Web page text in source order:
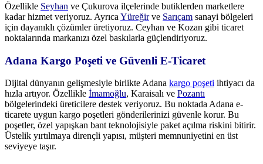
Özellikle Seyhan ve Çukurova ilçelerinde butiklerden marketlere
kadar hizmet veriyoruz. Ayrıca Yüreğirve Sarıçam sanayi bölgeleri
için dayanıklı çözümler üretiyoruz. Ceyhan ve Kozan gibi ticaret
noktalarında markanızı özel baskılarla güçlendiriyoruz.
Adana Kargo Poşeti ve Güvenli E-Ticaret
Dijital dünyanın gelişmesiyle birlikte Adana kargo poşeti ihtiyacı da
hızla artıyor. Özellikle İmamoğlu, Karaisalı ve Pozantı
bölgelerindeki üreticilere destek veriyoruz. Bu noktada Adana e-
ticarete uygun kargo poşetleri gönderilerinizi güvenle korur. Bu
poşetler, özel yapışkan bant teknolojisiyle paket açılma riskini bitirir.
Üstelik yırtılmaya dirençli yapısı, müşteri memnuniyetini en üst
seviyeye taşır.